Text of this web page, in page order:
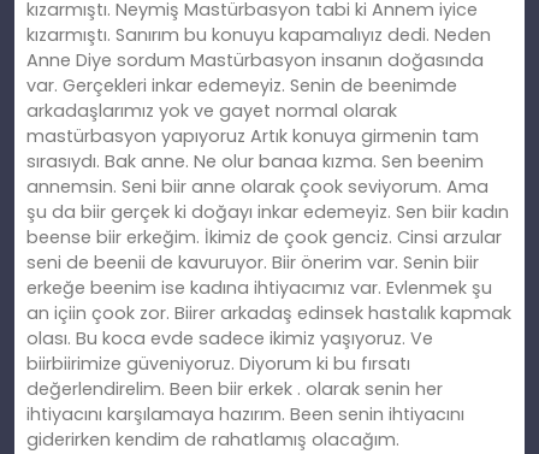
kızarmıştı. Neymiş Mastürbasyon tabi ki Annem iyice
kızarmıştı. Sanırım bu konuyu kapamalıyız dedi. Neden
Anne Diye sordum Mastürbasyon insanın doğasında
var. Gerçekleri inkar edemeyiz. Senin de beenimde
arkadaşlarımız yok ve gayet normal olarak
mastürbasyon yapıyoruz Artık konuya girmenin tam
sırasıydı. Bak anne. Ne olur banaa kızma. Sen beenim
annemsin. Seni biir anne olarak çook seviyorum. Ama
şu da biir gerçek ki doğayı inkar edemeyiz. Sen biir kadın
beense biir erkeğim. İkimiz de çook genciz. Cinsi arzular
seni de beenii de kavuruyor. Biir önerim var. Senin biir
erkeğe beenim ise kadına ihtiyacımız var. Evlenmek şu
an içiin çook zor. Biirer arkadaş edinsek hastalık kapmak
olası. Bu koca evde sadece ikimiz yaşıyoruz. Ve
biirbiirimize güveniyoruz. Diyorum ki bu fırsatı
değerlendirelim. Been biir erkek . olarak senin her
ihtiyacını karşılamaya hazırım. Been senin ihtiyacını
giderirken kendim de rahatlamış olacağım.